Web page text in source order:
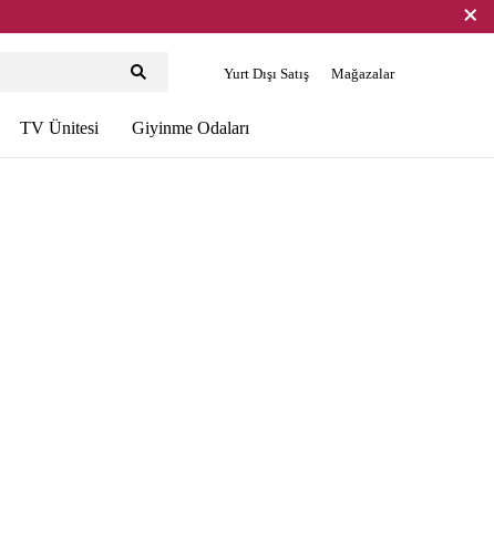
Yurt Dışı Satış Mağazalar
TV Ünitesi Giyinme Odaları